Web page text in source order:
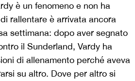
è un fenomeno e non ha
rallentare è arrivata ancora
settimana: dopo aver segnato
il Sunderland, Vardy ha
di allenamento perché aveva
su altro. Dove per altro si